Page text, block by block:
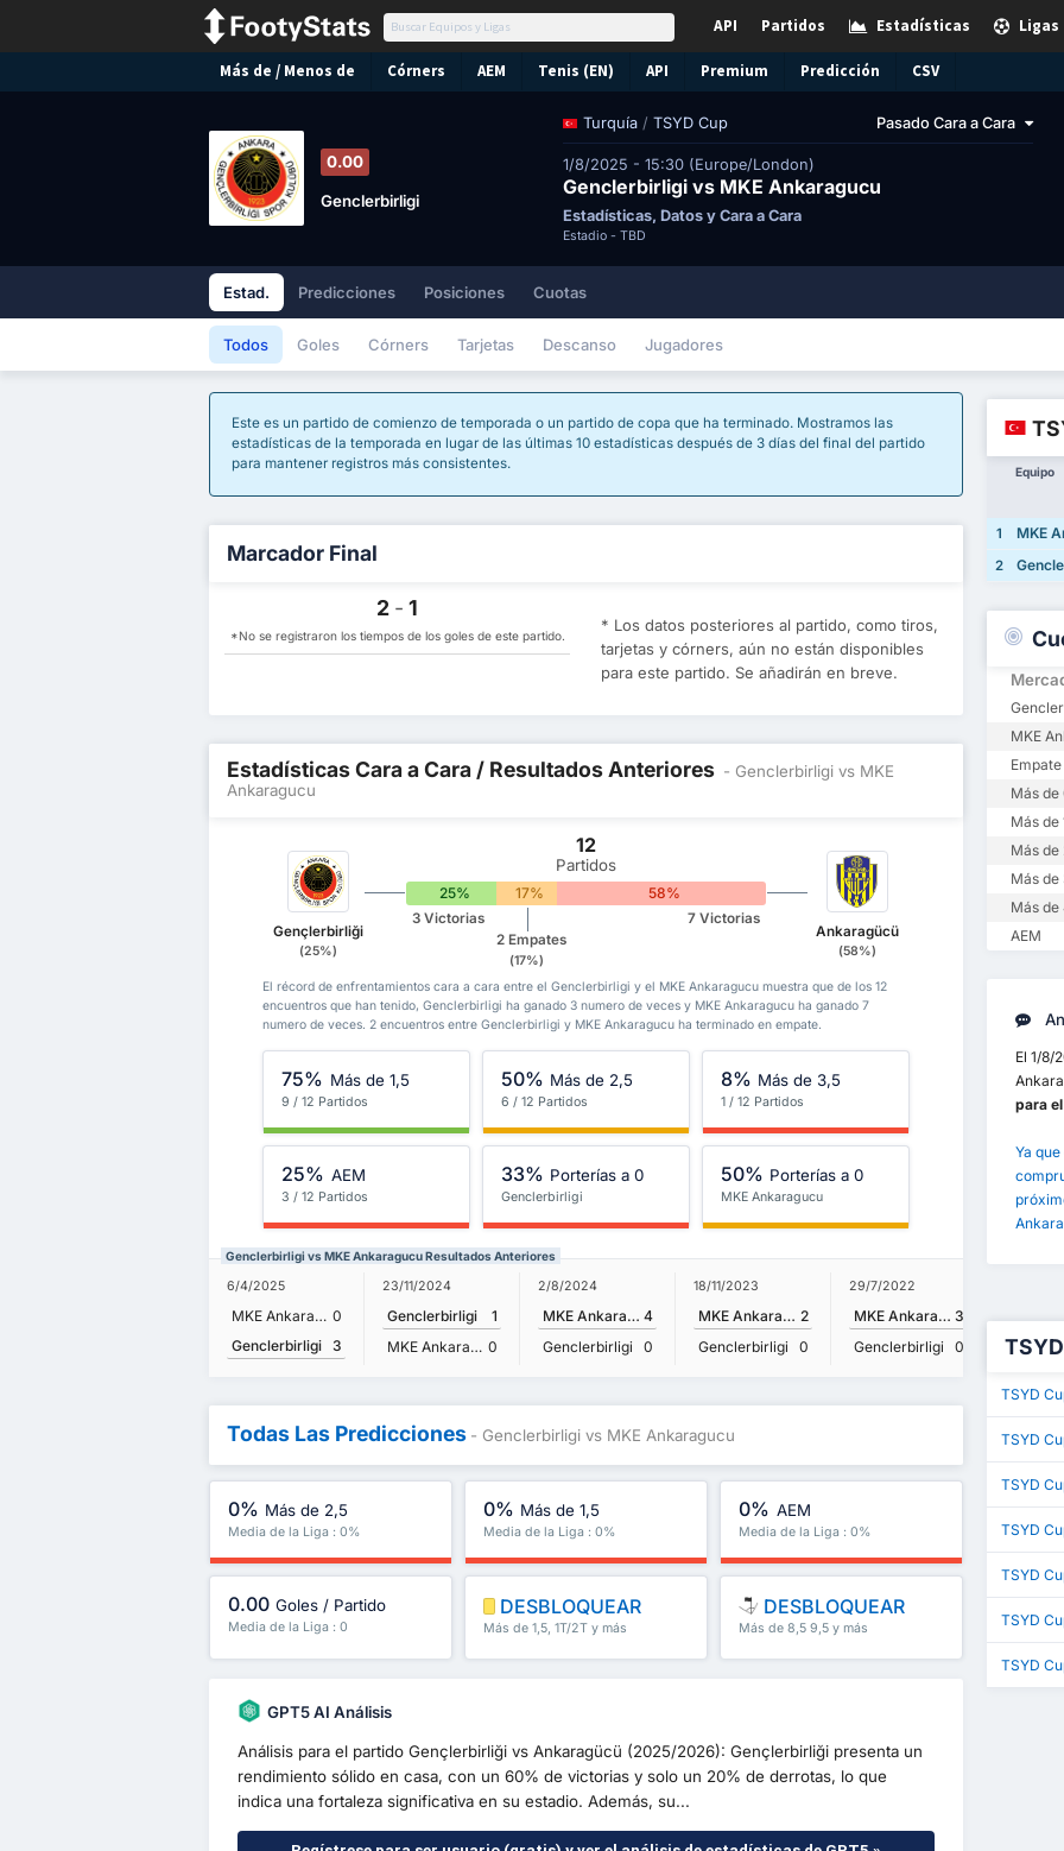
Ligas
Estadísticas
Partidos
API
Más de / Menos de Córners AEM Tenis (EN) API Premium Predicción CSV
Turquía / TSYD Cup Pasado Cara a Cara
1/8/2025 - 15:30 (Europe/London)
Genclerbirligi vs MKE Ankaragucu
Estadísticas, Datos y Cara a Cara
Estadio - TBD
0.00
Genclerbirligi
Estad. Predicciones Posiciones Cuotas
Todos Goles Córners Tarjetas Descanso Jugadores
Este es un partido de comienzo de temporada o un partido de copa que ha terminado. Mostramos las
estadísticas de la temporada en lugar de las últimas 10 estadísticas después de 3 días del final del partido
para mantener registros más consistentes.
Marcador Final
2 - 1
*No se registraron los tiempos de los goles de este partido.
* Los datos posteriores al partido, como tiros,
tarjetas y córners, aún no están disponibles
para este partido. Se añadirán en breve.
Estadísticas Cara a Cara / Resultados Anteriores - Genclerbirligi vs MKE
Ankaragucu
Gençlerbirliği
(25%)
12
Partidos
25% 17% 58%
3 Victorias
2 Empates
(17%)
7 Victorias
Ankaragücü
(58%)
El récord de enfrentamientos cara a cara entre el Genclerbirligi y el MKE Ankaragucu muestra que de los 12
encuentros que han tenido, Genclerbirligi ha ganado 3 numero de veces y MKE Ankaragucu ha ganado 7
numero de veces. 2 encuentros entre Genclerbirligi y MKE Ankaragucu ha terminado en empate.
75% Más de 1,5
9 / 12 Partidos
50% Más de 2,5
6 / 12 Partidos
8% Más de 3,5
1 / 12 Partidos
25% AEM
3 / 12 Partidos
33% Porterías a 0
Genclerbirligi
50% Porterías a 0
MKE Ankaragucu
Genclerbirligi vs MKE Ankaragucu Resultados Anteriores
6/4/2025
MKE Ankaragucu 0
Genclerbirligi 3
23/11/2024
Genclerbirligi
1
MKE Ankaragucu 0
2/8/2024
MKE Ankaragucu 4
Genclerbirligi
0
18/11/2023
MKE Ankaragucu 2
Genclerbirligi
0
29/7/2022
MKE Ankaragucu 3
Genclerbirligi
0
Todas Las Predicciones - Genclerbirligi vs MKE Ankaragucu
0% Más de 2,5
Media de la Liga : 0%
0% Más de 1,5
Media de la Liga : 0%
0% AEM
Media de la Liga : 0%
0.00 Goles / Partido
Media de la Liga : 0
DESBLOQUEAR
Más de 1,5, 1T/2T y más
DESBLOQUEAR
Más de 8,5 9,5 y más
GPT5 AI Análisis
Análisis para el partido Gençlerbirliği vs Ankaragücü (2025/2026): Gençlerbirliği presenta un
rendimiento sólido en casa, con un 60% de victorias y solo un 20% de derrotas, lo que
indica una fortaleza significativa en su estadio. Además, su...
Equipo
1 MKE
2
MKE
Empate
Más de
Más de
Más de
Más de
Más de
AEM
El 1/8/
para
Ya
TSYD
TSYD
TSYD
TSYD
TSYD
TSYD
TSYD